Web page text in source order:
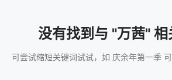
没有找到与 "万茜" 相
可尝试缩短关键词试试，如 庆余年第一季